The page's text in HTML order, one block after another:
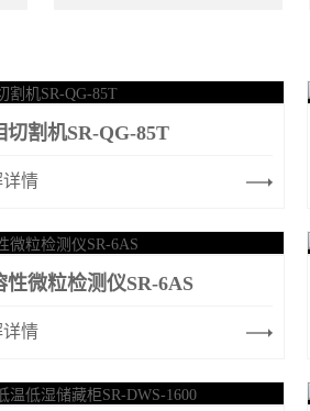
切割机SR-QG-85T
详情
性微粒检测仪SR-6AS
详情